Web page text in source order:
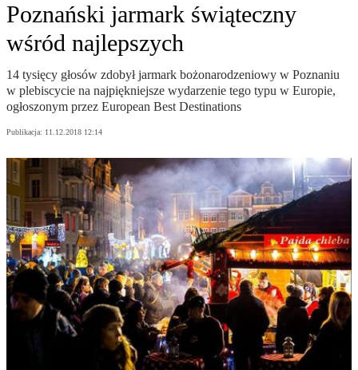
Poznański jarmark świąteczny
wśród najlepszych
14 tysięcy głosów zdobył jarmark bożonarodzeniowy w Poznaniu
w plebiscycie na najpiękniejsze wydarzenie tego typu w Europie,
ogłoszonym przez European Best Destinations
Publikacja: 11.12.2018 12:14